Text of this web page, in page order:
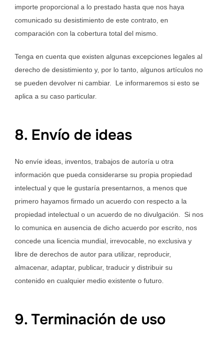
importe proporcional a lo prestado hasta que nos haya
comunicado su desistimiento de este contrato, en
comparación con la cobertura total del mismo.
Tenga en cuenta que existen algunas excepciones legales al
derecho de desistimiento y, por lo tanto, algunos artículos no
se pueden devolver ni cambiar. Le informaremos si esto se
aplica a su caso particular.
8. Envío de ideas
No envíe ideas, inventos, trabajos de autoría u otra
información que pueda considerarse su propia propiedad
intelectual y que le gustaría presentarnos, a menos que
primero hayamos firmado un acuerdo con respecto a la
propiedad intelectual o un acuerdo de no divulgación. Si nos
lo comunica en ausencia de dicho acuerdo por escrito, nos
concede una licencia mundial, irrevocable, no exclusiva y
libre de derechos de autor para utilizar, reproducir,
almacenar, adaptar, publicar, traducir y distribuir su
contenido en cualquier medio existente o futuro.
9. Terminación de uso